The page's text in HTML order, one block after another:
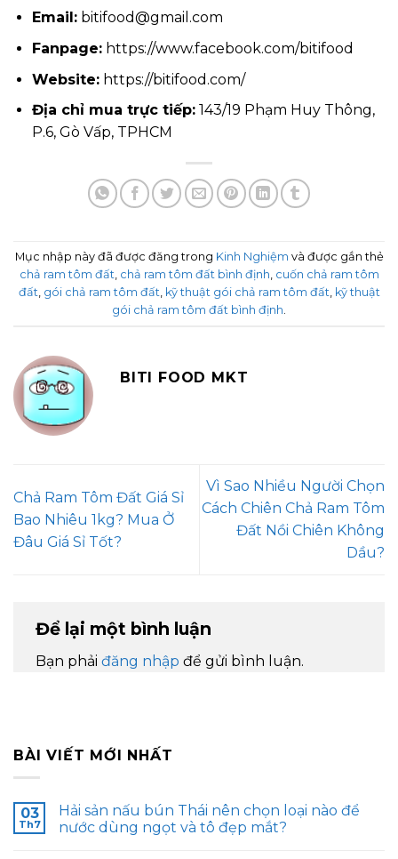
Email:bitifood@gmail.com
Fanpage:https://www.facebook.com/bitifood
Website:https://bitifood.com/
Địa chỉ mua trực tiếp:143/19 Phạm Huy Thông,
P.6, Gò Vấp, TPHCM
Mục nhập này đã được đăng trong Kinh Nghiệm và được gắn thẻ
chả ram tôm đất chả ram tôm đất bình định cuốn chả ram tôm
đất gói chả ram tôm đất kỹ thuật gói chả ram tôm đất kỹ thuật
gói chả ram tôm đất bình định
BITI FOOD MKT
Chả Ram Tôm Đất Giá Sỉ
Bao Nhiêu 1kg? Mua Ở
Đâu Giá Sỉ Tốt?
Vì Sao Nhiều Người Chọn
Cách Chiên Chả Ram Tôm
Đất Nồi Chiên Không
Dầu?
Để lại một bình luận
Bạn phải đăng nhập để gửi bình luận.
BÀI VIẾT MỚI NHẤT
03
Th7
Hải sản nấu bún Thái nên chọn loại nào để
nước dùng ngọt và tô đẹp mắt?